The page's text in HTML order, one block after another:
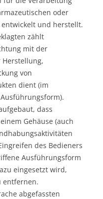
oder
und herstellt.
zählt
mit der
Herstellung,
von
dient (im
dass
Gehäuse (auch
des Bedieners
Ausführungsform
eingesetzt wird,
entfernen.
abgefassten